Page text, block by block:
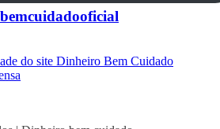
do site Dinheiro Bem Cuidado